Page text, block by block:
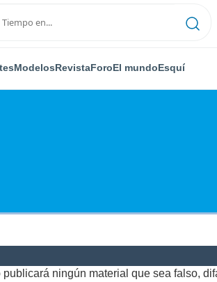
ModelosRevistaForoEl mundoEsquí
ningún material que sea falso,